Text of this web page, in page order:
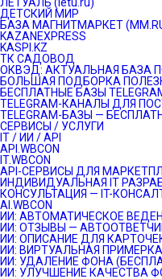
ДЕТСКИЙ МИР
БАЗА МАГНИТМАРКЕТ
KAZANEXPRESS
KASPI.KZ
ТК САДОВОД
ОКВЭД: АКТУАЛЬНАЯ БАЗА
БОЛЬШАЯ ПОДБОРКА
БЕСПЛАТНЫЕ БАЗЫ
TELEGRAM-КАНАЛЫ ДЛЯ
TELEGRAM-БАЗЫ —
СЕРВИСЫ / УСЛУГИ
IT / ИИ / API
API.WBCON
IT.WBCON
API-СЕРВИСЫ ДЛЯ
ИНДИВИДУАЛЬНАЯ IT
КОНСУЛЬТАЦИЯ — IT-
AI.WBCON
ИИ: АВТОМАТИЧЕСКОЕ
ИИ: ОТЗЫВЫ —
ИИ: ОПИСАНИЕ ДЛЯ
ИИ: ВИРТУАЛЬНАЯ
ИИ: УДАЛЕНИЕ ФОНА
ИИ: УЛУЧШЕНИЕ КАЧЕСТВА